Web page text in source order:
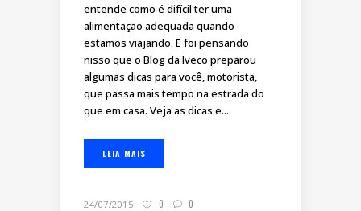
entende como é difícil ter uma
alimentação adequada quando
estamos viajando. E foi pensando
nisso que o Blog da Iveco preparou
algumas dicas para você, motorista,
que passa mais tempo na estrada do
que em casa. Veja as dicas e...
LEIA MAIS
24/07/2015 0 0